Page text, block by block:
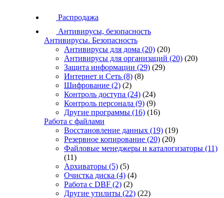
Распродажа
Антивирусы, безопасность
Антивирусы. Безопасность
Антивирусы для дома (20) (20)
Антивирусы для организаций (20) (20)
Защита информации (29) (29)
Интернет и Сеть (8) (8)
Шифрование (2) (2)
Контроль доступа (24) (24)
Контроль персонала (9) (9)
Другие программы (16) (16)
Работа с файлами
Восстановление данных (19) (19)
Резервное копирование (20) (20)
Файловые менеджеры и каталогизаторы (11)
(11)
Архиваторы (5) (5)
Очистка диска (4) (4)
Работа с DBF (2) (2)
Другие утилиты (22) (22)